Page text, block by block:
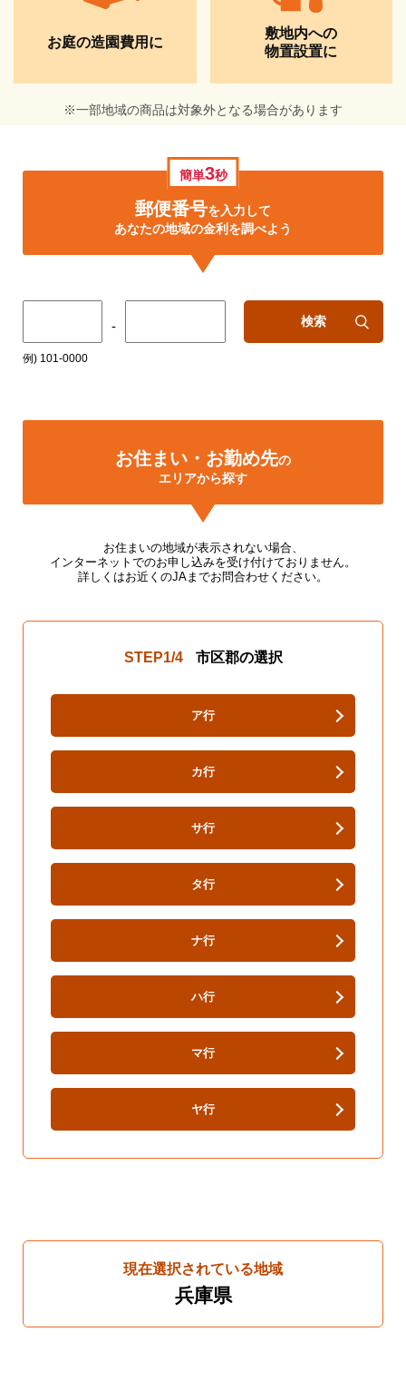
お庭の造園費用に
敷地内への
物置設置に
※一部地域の商品は対象外となる場合があります
簡単3秒
郵便番号を入力して
あなたの地域の金利を調べよう
- 検索
例) 101-0000
お住まい・お勤め先の
エリアから探す
お住まいの地域が表示されない場合、
インターネットでのお申し込みを受け付けておりません。
詳しくはお近くのJAまでお問合わせください。
STEP1/4 市区郡の選択
ア行
カ行
サ行
タ行
ナ行
ハ行
マ行
ヤ行
現在選択されている地域
兵庫県